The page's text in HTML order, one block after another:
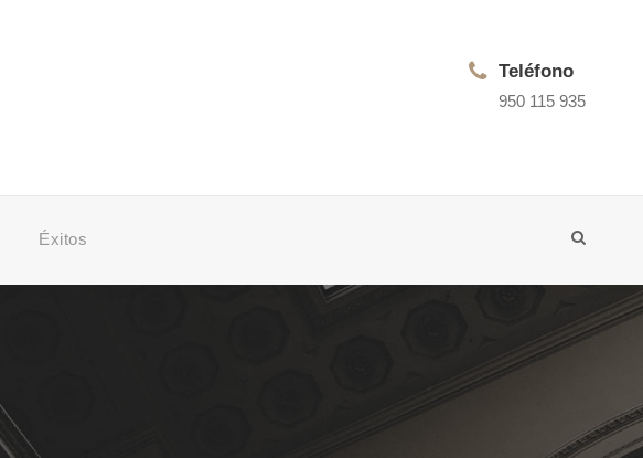
Teléfono
950 115 935
Éxitos